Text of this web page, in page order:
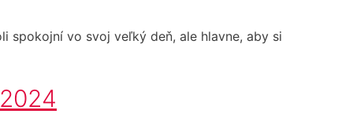
spokojní vo svoj veľký deň, ale hlavne, aby si